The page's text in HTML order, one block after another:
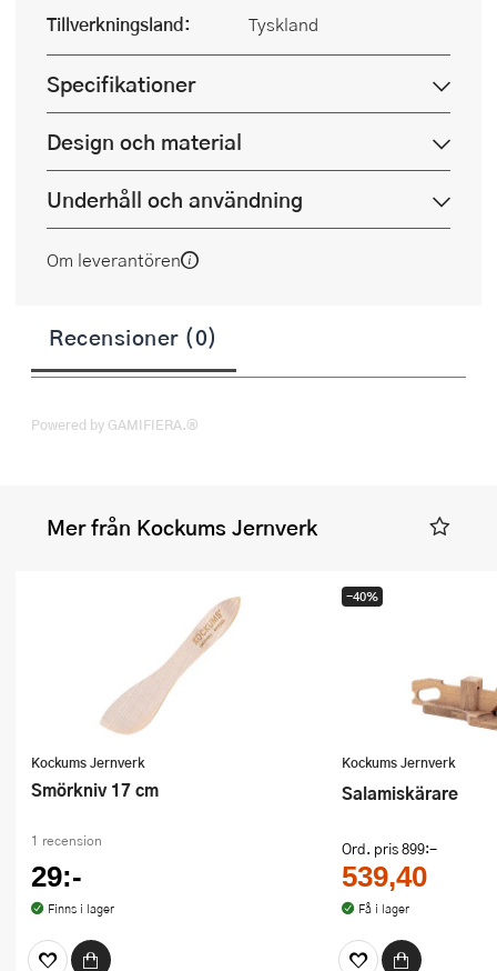
Tillverkningsland: Tyskland
Specifikationer
Design och material
Underhåll och användning
Om leverantören
Recensioner (0)
Powered by GAMIFIERA.®
Mer från Kockums Jernverk
Kockums Jernverk
Smörkniv 17 cm
1 recension
29:-
Finns i lager
Kockums Jernverk
Salamiskärare
Ord. pris899:-
539,40
Få i lager
-40%